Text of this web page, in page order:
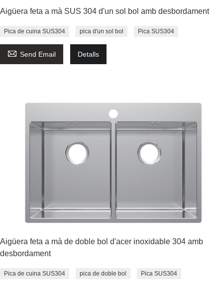
Aigüera feta a mà SUS 304 d'un sol bol amb desbordament
Pica de cuina SUS304 pica d'un sol bol Pica SUS304
 Send Email Detalls
Aigüera feta a mà de doble bol d'acer inoxidable 304 amb
desbordament
Pica de cuina SUS304 pica de doble bol Pica SUS304